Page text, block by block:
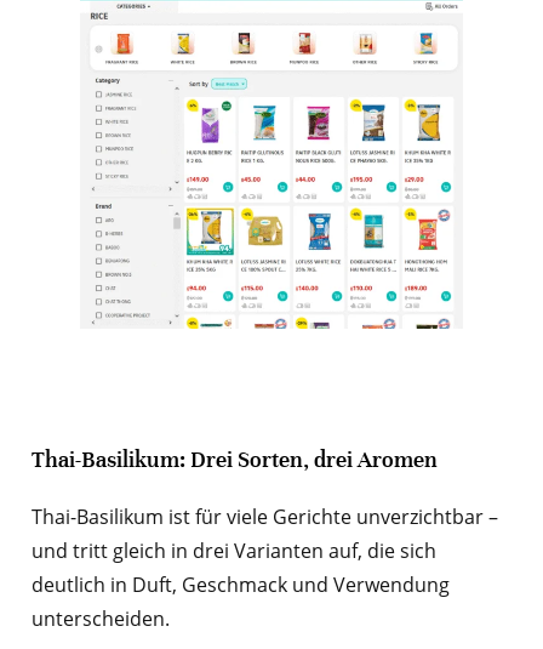
Thai-Basilikum: Drei Sorten, drei Aromen
Thai-Basilikum ist für viele Gerichte unverzichtbar –
und tritt gleich in drei Varianten auf, die sich
deutlich in Duft, Geschmack und Verwendung
unterscheiden.